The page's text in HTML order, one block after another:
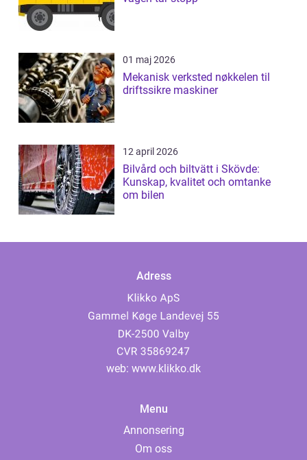
01 maj 2026
Mekanisk verksted nøkkelen til
driftssikre maskiner
12 april 2026
Bilvård och biltvätt i Skövde:
Kunskap, kvalitet och omtanke
om bilen
Adress
web: www.klikko.dk
Menu
Annonsering
Om oss